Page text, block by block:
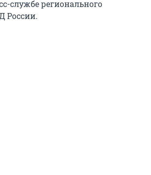
службе регионального
России.